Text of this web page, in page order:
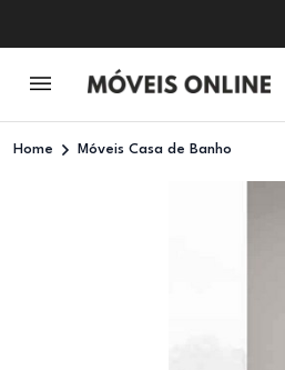
Home Móveis Casa de Banho